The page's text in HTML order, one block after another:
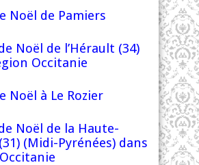
Noël de Pamiers
Noël de l’Hérault (34)
Occitanie
Noël à Le Rozier
Noël de la Haute-
(Midi-Pyrénées) dans